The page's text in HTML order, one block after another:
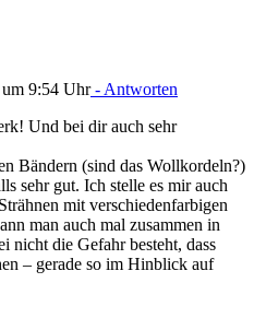
9:54 Uhr- Antworten
Und bei dir auch sehr
Bändern (sind das Wollkordeln?)
sehr gut. Ich stelle es mir auch
mit verschiedenfarbigen
man auch mal zusammen in
nicht die Gefahr besteht, dass
– gerade so im Hinblick auf